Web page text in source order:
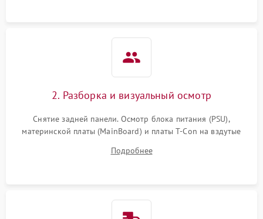
2. Разборка и визуальный осмотр
Снятие задней панели. Осмотр блока питания (PSU),
материнской платы (MainBoard) и платы T-Con на вздутые
Проверка надежности фиксации и целостности шлейфов.
Подробнее